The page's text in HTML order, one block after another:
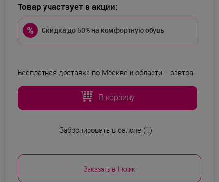
Товар участвует в акции:
Скидка до 50% на комфортную обувь
Бесплатная доставка по Москве и области – завтра
В корзину
Забронировать в салоне (1)
Заказать в 1 клик